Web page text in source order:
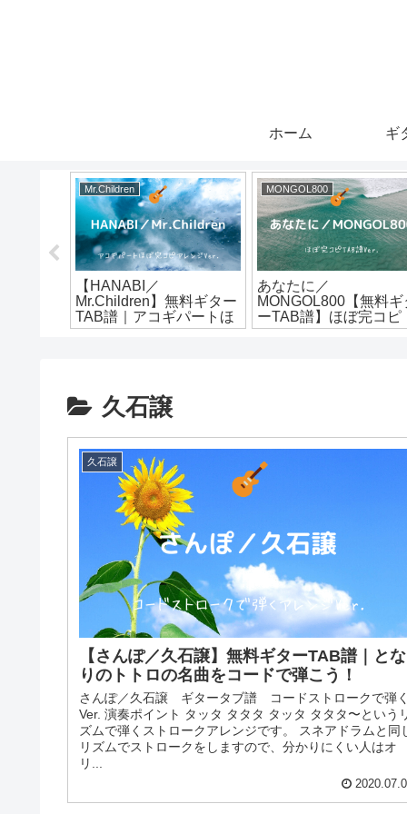
ホーム ギ
Mr.Children
【HANABI／
Mr.Children】無料ギター
TAB譜｜アコギパートほ
ぼ完コピVer.
MONGOL800
あなたに／
MONGOL800【無料ギ
ーTAB譜】ほぼ完コピ
Ver.
久石譲
久石譲
【さんぽ／久石譲】無料ギターTAB譜｜とな
りのトトロの名曲をコードで弾こう！
さんぽ／久石譲 ギタータブ譜 コードストロークで弾
Ver. 演奏ポイント タッタ タタタ タッタ タタタ〜という
ズムで弾くストロークアレンジです。 スネアドラムと同
リズムでストロークをしますので、分かりにくい人はオ
リ...